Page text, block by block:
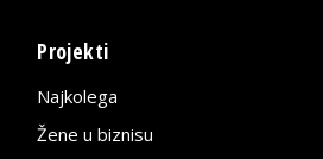
Projekti
Najkolega
Žene u biznisu